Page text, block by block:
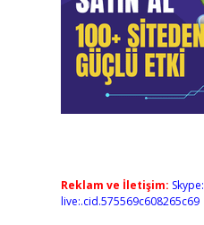
Reklam ve İletişim: Skype:
live:.cid.575569c608265c69